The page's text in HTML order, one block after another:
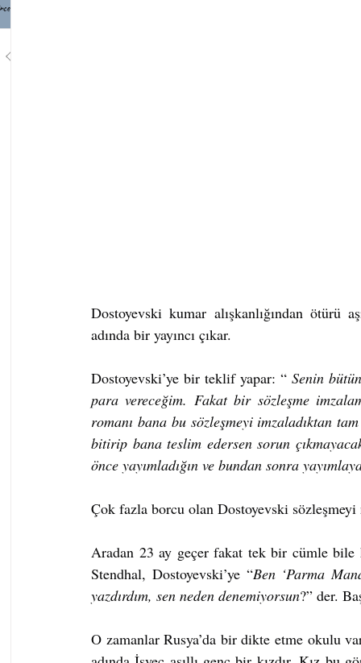
Dostoyevski kumar alışkanlığından ötürü
adında bir yayıncı çıkar.
Dostoyevski’ye bir teklif yapar: “ Senin
para vereceğim. Fakat bir sözleşme
romanı bana bu sözleşmeyi imzaladıktan
bitirip bana teslim edersen sorun
önce yayımladığın ve bundan sonra
Çok fazla borcu olan Dostoyevski sözleşmeyi
Aradan 23 ay geçer fakat tek bir cümle bile
Stendhal, Dostoyevski’ye “Ben ‘Parma
yazdırdım, sen neden denemiyorsun?” der.
O zamanlar Rusya’da bir dikte etme okulu